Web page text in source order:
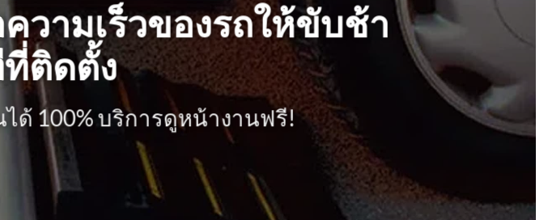
วามเร็วของรถให้ขับช้า
ติดตั้ง
ด้ 100% บริการดูหน้างานฟรี!